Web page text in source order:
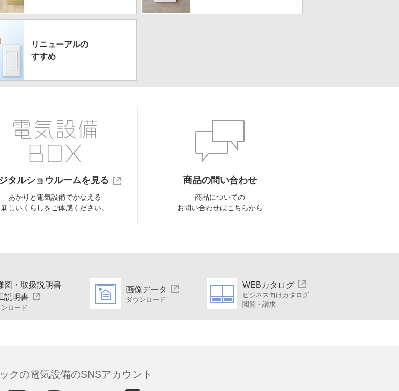
リニューアルの
すすめ
タルショウルームを見る
あかりと電気設備でかなえる
新しいくらしをご体感ください。
商品の問い合わせ
商品についての
お問い合わせはこちらから
図・取扱説明書
説明書
ロード
画像データ
ダウンロード
WEBカタログ
ビジネス向けカタログ
閲覧・請求
クの電気設備のSNSアカウント